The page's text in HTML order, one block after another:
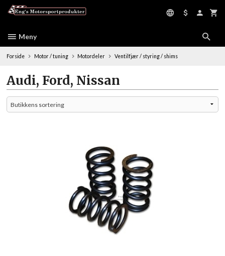
Meny
Forside Motor / tuning Motordeler Ventilfjær / styring / shims
Audi, Ford, Nissan